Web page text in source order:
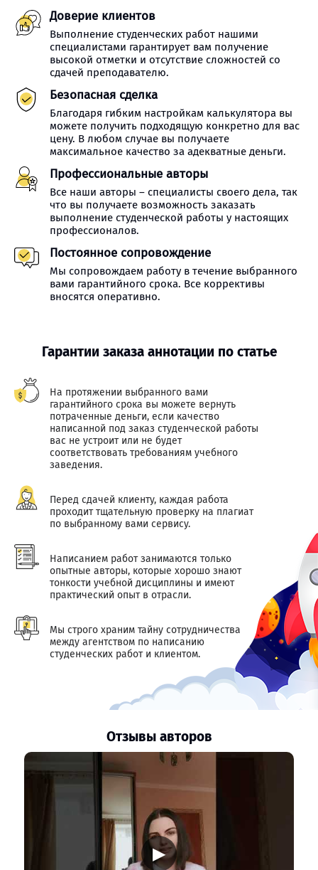
Доверие клиентов
Выполнение студенческих работ нашими
специалистами гарантирует вам получение
высокой отметки и отсутствие сложностей со
сдачей преподавателю.
Безопасная сделка
Благодаря гибким настройкам калькулятора вы
можете получить подходящую конкретно для вас
цену. В любом случае вы получаете
максимальное качество за адекватные деньги.
Профессиональные авторы
Все наши авторы – специалисты своего дела, так
что вы получаете возможность заказать
выполнение студенческой работы у настоящих
профессионалов.
Постоянное сопровождение
Мы сопровождаем работу в течение выбранного
вами гарантийного срока. Все коррективы
вносятся оперативно.
Гарантии заказа аннотации по статье
На протяжении выбранного вами
гарантийного срока вы можете вернуть
потраченные деньги, если качество
написанной под заказ студенческой работы
вас не устроит или не будет
соответствовать требованиям учебного
заведения.
Перед сдачей клиенту, каждая работа
проходит тщательную проверку на плагиат
по выбранному вами сервису.
Написанием работ занимаются только
опытные авторы, которые хорошо знают
тонкости учебной дисциплины и имеют
практический опыт в отрасли.
Мы строго храним тайну сотрудничества
между агентством по написанию
студенческих работ и клиентом.
Отзывы авторов
▶